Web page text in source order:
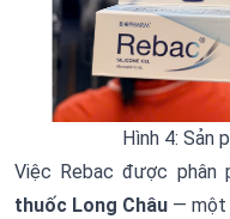
Hình 4: Sản
Việc Rebac được
thuốc Long Châu — một